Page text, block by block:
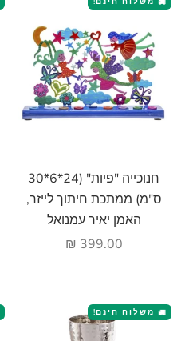
🚚
הוסף לעגלה
חנוכייה "פיות" (24*6*30
ס"מ) ממתכת חיתוך לייזר,
האמן יאיר עמנואל
מחיר מבצע
399.00 ₪
🚚 משלוח חינם!